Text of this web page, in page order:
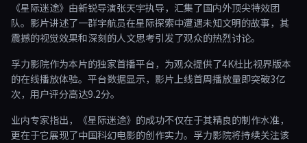
《星际迷途》由新锐导演张天宇执导，汇集了国内外顶尖特效团
队。影片讲述了一群宇航员在星际探索中遭遇未知文明的故事，其
震撼的视觉效果和深刻的人文思考引发了观众的热烈讨论。
孚力影院作为本片的独家首播平台，为观众提供了4K杜比视界版本
的在线播放体验。平台数据显示，影片上线首周播放量即突破3亿
次，用户评分高达9.2分。
业内专家指出，《星际迷途》的成功不仅在于其精良的制作水准，
更在于它展现了中国科幻电影的创作实力。孚力影院将持续关注该